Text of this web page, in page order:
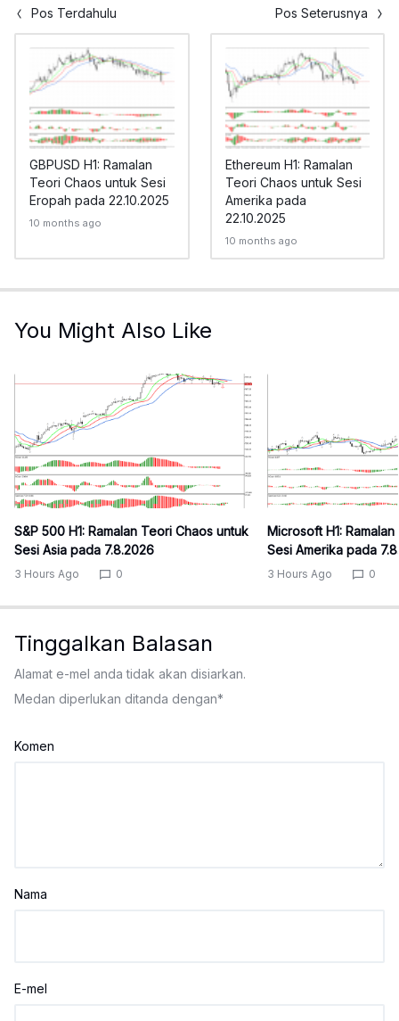
Pos Terdahulu Pos Seterusnya
GBPUSD H1: Ramalan
Teori Chaos untuk Sesi
Eropah pada 22.10.2025
10 months ago
Ethereum H1: Ramalan
Teori Chaos untuk Sesi
Amerika pada
22.10.2025
10 months ago
You Might Also Like
S&P 500 H1: Ramalan Teori Chaos untuk
Sesi Asia pada 7.8.2026
3 Hours Ago 0
Microsoft H1:
Sesi Amerika pada
3 Hours Ago 0
Tinggalkan Balasan
Alamat e-mel anda tidak akan disiarkan.
Medan diperlukan ditanda dengan*
Komen
Nama
E-mel